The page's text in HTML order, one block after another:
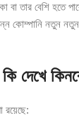
বা তার বেশি হতে
কোম্পানি নতুন নতুন
দেখে
রয়েছে: